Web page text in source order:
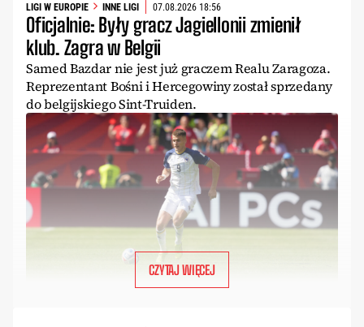
LIGI W EUROPIE INNE LIGI 07.08.2026 18:56
Oficjalnie: Były gracz Jagiellonii zmienił
klub. Zagra w Belgii
Samed Bazdar nie jest już graczem Realu Zaragoza.
Reprezentant Bośni i Hercegowiny został sprzedany
do belgijskiego Sint-Truiden.
CZYTAJ WIĘCEJ